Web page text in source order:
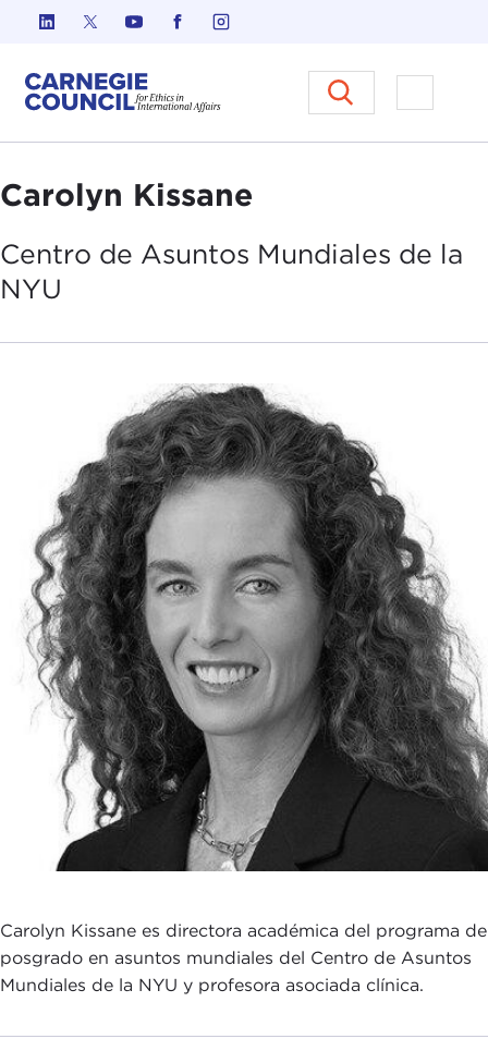
Ir al contenido
Carnegie Council sobre Ética
Abrir el
Carolyn Kissane
Centro de Asuntos Mundiales de la
NYU
Carolyn Kissane es directora académica del programa de
posgrado en asuntos mundiales del Centro de Asuntos
Mundiales de la NYU y profesora asociada clínica.